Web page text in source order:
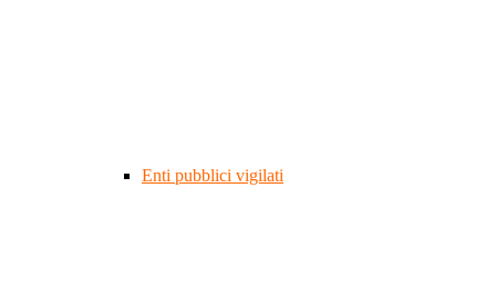
Enti pubblici vigilati